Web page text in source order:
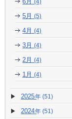
(4)
5月 (5)
4月 (4)
3月 (4)
2月 (4)
1月 (4)
2025 (51)
2024 (51)